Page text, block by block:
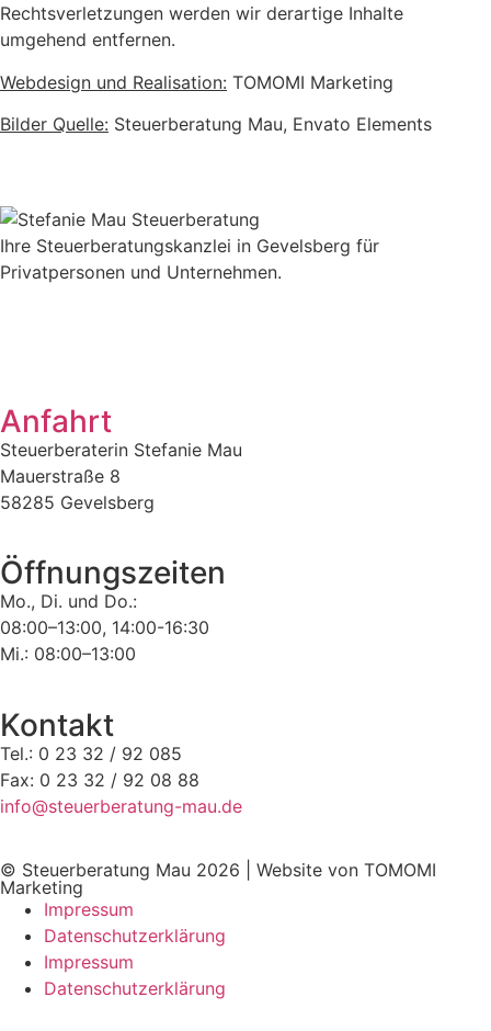
Rechtsverletzungen werden wir derartige Inhalte
umgehend entfernen.
Webdesign und Realisation: TOMOMI Marketing
Bilder Quelle: Steuerberatung Mau, Envato Elements
Ihre Steuerberatungskanzlei in Gevelsberg für
Privatpersonen und Unternehmen.
Anfahrt
Steuerberaterin Stefanie Mau
Mauerstraße 8
58285 Gevelsberg
Öffnungszeiten
Mo., Di. und Do.:
08:00–13:00, 14:00-16:30
Mi.: 08:00–13:00
Kontakt
Tel.: 0 23 32 / 92 085
Fax: 0 23 32 / 92 08 88
info@steuerberatung-mau.de
© Steuerberatung Mau 2026 | Website von TOMOMI
Marketing
Impressum
Datenschutzerklärung
Impressum
Datenschutzerklärung